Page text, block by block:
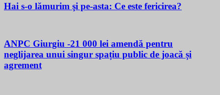
Hai s-o lămurim şi pe-asta: Ce este fericirea?
ANPC Giurgiu -21 000 lei amendă pentru
neglijarea unui singur spațiu public de joacă și
agrement